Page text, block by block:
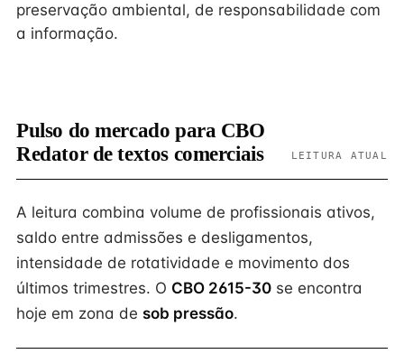
preservação ambiental, de responsabilidade com
a informação.
Pulso do mercado para CBO
Redator de textos comerciais
LEITURA ATUAL
A leitura combina volume de profissionais ativos,
saldo entre admissões e desligamentos,
intensidade de rotatividade e movimento dos
últimos trimestres. O CBO 2615-30 se encontra
hoje em zona de sob pressão.